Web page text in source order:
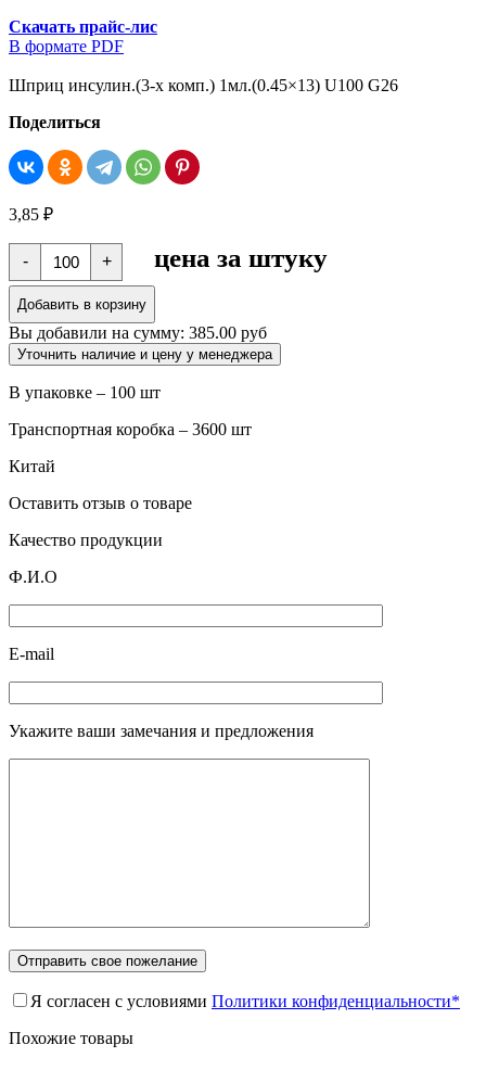
Скачать прайс-лис
В формате PDF
Шприц инсулин.(3-х комп.) 1мл.(0.45×13) U100 G26
Поделиться
3,85 ₽
-
Количество
товара
Шприц
инсулин.
(3-
х
комп.)
1мл.
(0.45x13)
G26
+ цена за штуку
Добавить в корзину
Вы добавили на сумму: 385.00 руб
Уточнить наличие и цену у менеджера
В упаковке – 100 шт
Транспортная коробка – 3600 шт
Китай
Оставить отзыв о товаре
Качество продукции
Ф.И.О
E-mail
Укажите ваши замечания и предложения
Я согласен с условиями Политики конфиденциальности*
Похожие товары